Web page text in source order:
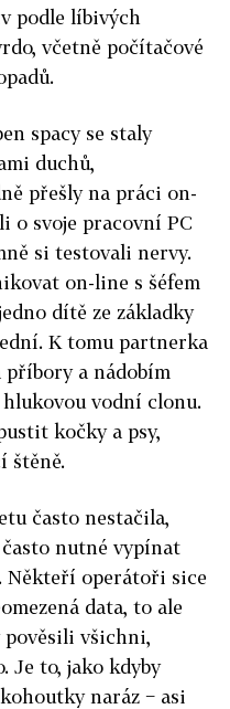
podle líbivých
včetně počítačové
spacy se staly
duchů,
přešly na práci on-
o svoje pracovní PC
si testovali nervy.
on-line s šéfem
dítě ze základky
K tomu partnerka
příbory a nádobím
vodní clonu.
kočky a psy,
štěně.
často nestačila,
nutné vypínat
Někteří operátoři sice
data, to ale
pověsili všichni,
Je to, jako kdyby
naráz − asi